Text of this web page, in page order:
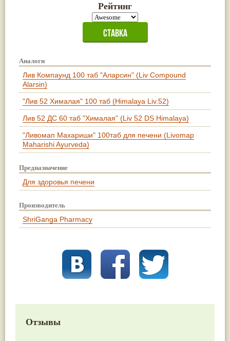
Рейтинг
Аналоги
Лив Компаунд 100 таб "Аларсин" (Liv Compound
Alarsin)
"Лив 52 Хималая" 100 таб (Himalaya Liv.52)
Лив 52 ДС 60 таб "Хималая" (Liv 52 DS Himalaya)
"Ливомап Махариши" 100таб для печени (Livomap
Maharishi Ayurvedа)
Предназначение
Для здоровья печени
Производитель
ShriGanga Pharmacy
Отзывы